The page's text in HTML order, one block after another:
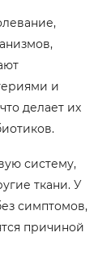
и
делает их
систему,
ткани. У
симптомов,
причиной